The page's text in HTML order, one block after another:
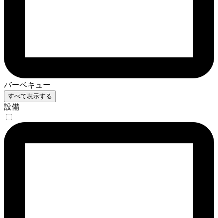
バーベキュー
すべて表示する
設備